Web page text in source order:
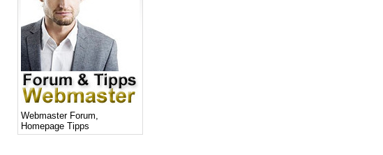
Webmaster Forum,
Homepage Tipps